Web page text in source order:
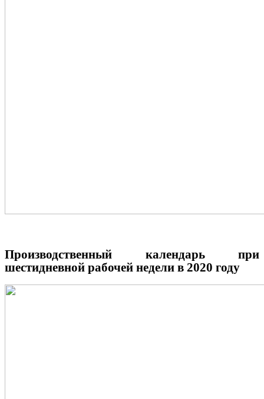
Производственный календарь при
шестидневной рабочей недели в 2020 году